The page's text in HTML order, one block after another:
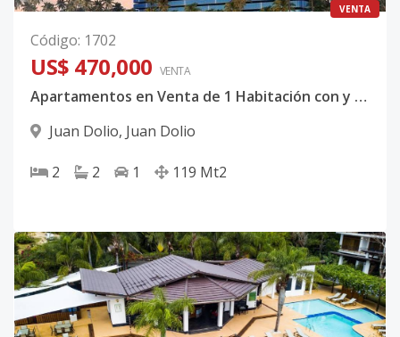
VENTA
Código: 1702
US$ 470,000 VENTA
Apartamentos en Venta de 1 Habitación con y sin Estudio y de 2 Habitaciones Más Estudio Primera Linea De Playa en Juan Dolio Con Fiduciaria APAP Código: PD577
Juan Dolio, Juan Dolio
2 2 1 119 Mt2